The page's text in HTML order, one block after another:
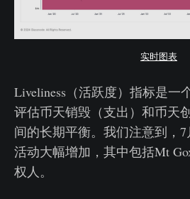
实时图表
Liveliness（活跃度）指标是一
评估币天销毁（支出）和币天
间的长期平衡。我们注意到，
活动大幅增加，其中包括Mt
权人。